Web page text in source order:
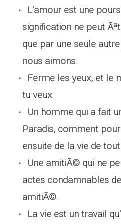
L'amour est une
signification ne peut
que par une seule
nous aimons.
Ferme les yeux, et le
tu veux.
Un homme qui a fait
Paradis, comment
ensuite de la vie de
Une amitiÃ© qui ne
actes condamnables
amitiÃ©.
La vie est un travail